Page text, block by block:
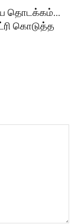
தொடக்கம்…
கொடுத்த